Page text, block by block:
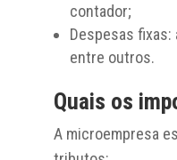
contador;
Despesas fixas:
entre outros.
Quais os
A microempresa